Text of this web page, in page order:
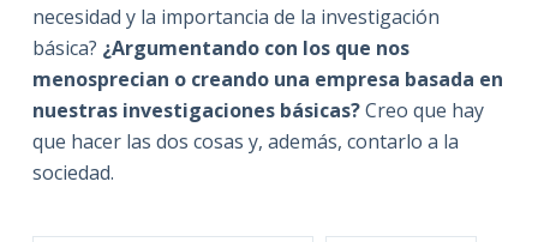
necesidad y la importancia de la investigación
básica? ¿Argumentando con los que nos
menosprecian o creando una empresa basada en
nuestras investigaciones básicas?Creo que hay
que hacer las dos cosas y, además, contarlo a la
sociedad.